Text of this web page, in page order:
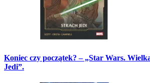
Koniec czy początek? – „Star Wars.
Jedi”.